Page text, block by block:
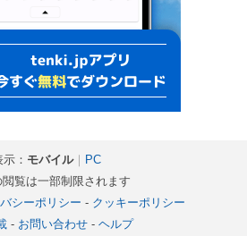
示： モバイル｜ PC
覧は一部制限されます
シーポリシー - クッキーポリシー
- お問い合わせ- ヘルプ